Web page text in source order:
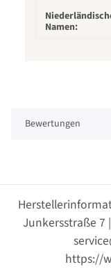
Namen:
Bewertungen
Junkersstraße 7
https://